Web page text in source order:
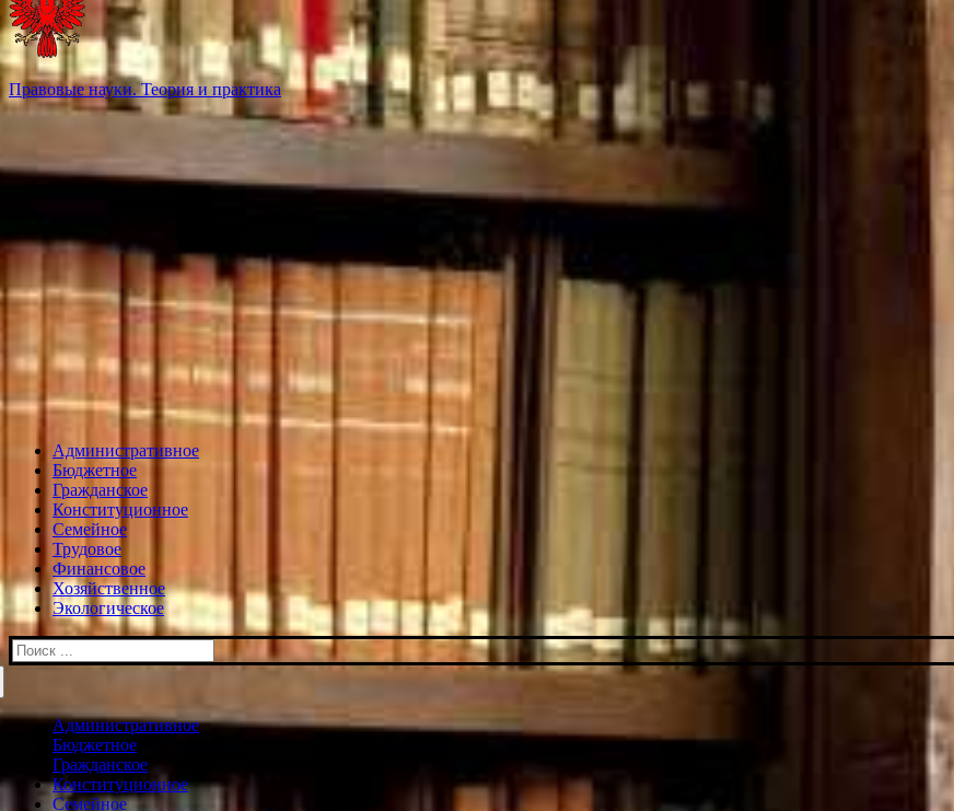
Правовые науки. Теория и практика
Административное
Бюджетное
Гражданское
Конституционное
Семейное
Трудовое
Финансовое
Хозяйственное
Экологическое
Искать:
Административное
Бюджетное
Гражданское
Конституционное
Семейное